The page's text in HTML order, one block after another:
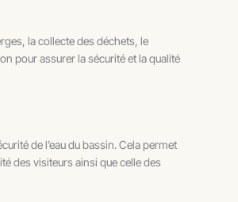
la collecte des déchets, le
pour assurer la sécurité et la qualité
de l’eau du bassin. Cela permet
des visiteurs ainsi que celle des